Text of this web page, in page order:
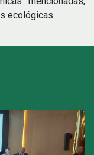
ecológicas